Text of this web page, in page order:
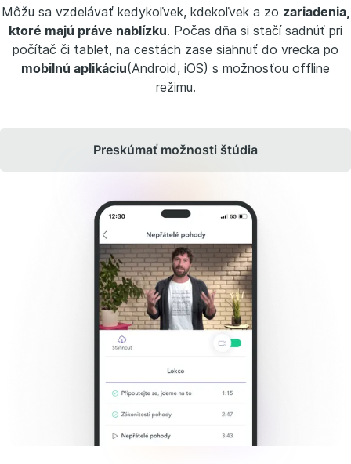
Môžu sa vzdelávať kedykoľvek, kdekoľvek a zo zariadenia,
ktoré majú práve nablízku. Počas dňa si stačí sadnúť pri
počítač či tablet, na cestách zase siahnuť do vrecka po
mobilnú aplikáciu(Android, iOS) s možnosťou offline
režimu.
Preskúmať možnosti štúdia